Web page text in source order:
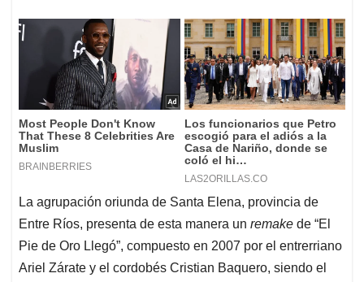
La agrupación oriunda de Santa Elena, provincia de
Entre Ríos, presenta de esta manera un remake de “El
Pie de Oro Llegó”, compuesto en 2007 por el entrerriano
Ariel Zárate y el cordobés Cristian Baquero, siendo el